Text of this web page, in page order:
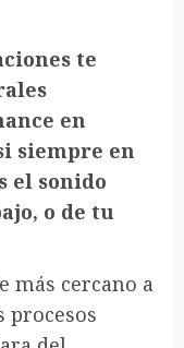
te
en
siempre en
el sonido
o de tu
más cercano a
procesos